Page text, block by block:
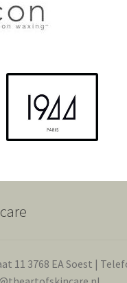
11 3768 EA Soest |